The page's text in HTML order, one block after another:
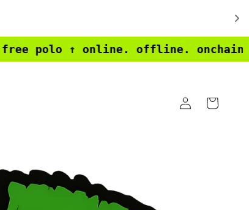
offline. onchain. ↑↑↑
AccediCarrello